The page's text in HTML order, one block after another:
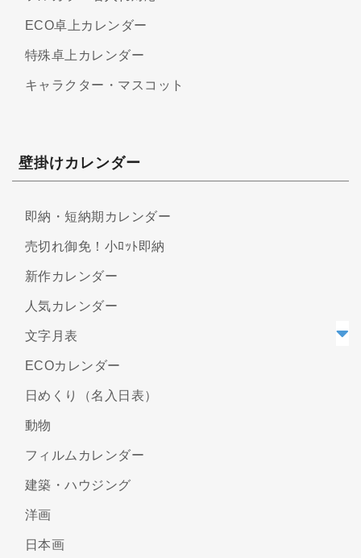
ECO卓上カレンダー
特殊卓上カレンダー
キャラクター・マスコット
壁掛けカレンダー
即納・短納期カレンダー
売切れ御免！小ﾛｯﾄ即納
新作カレンダー
人気カレンダー
文字月表
ECOカレンダー
日めくり（名入日表）
動物
フィルムカレンダー
建築・ハウジング
洋画
日本画